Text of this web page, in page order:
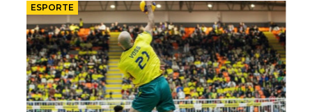
ESPORTE